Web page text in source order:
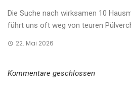
Die Suche nach wirksamen 10
führt uns oft weg von teuren
22. Mai 2026
Kommentare geschlossen